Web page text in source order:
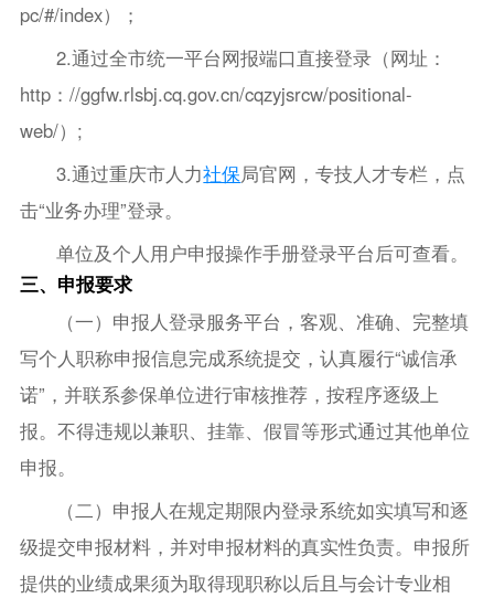
pc/#/index）；
2.通过全市统一平台网报端口直接登录（网址：
http：//ggfw.rlsbj.cq.gov.cn/cqzyjsrcw/positional-
web/）;
3.通过重庆市人力社保局官网，专技人才专栏，点
击“业务办理”登录。
单位及个人用户申报操作手册登录平台后可查看。
三、申报要求
（一）申报人登录服务平台，客观、准确、完整填
写个人职称申报信息完成系统提交，认真履行“诚信承
诺”，并联系参保单位进行审核推荐，按程序逐级上
报。不得违规以兼职、挂靠、假冒等形式通过其他单位
申报。
（二）申报人在规定期限内登录系统如实填写和逐
级提交申报材料，并对申报材料的真实性负责。申报所
提供的业绩成果须为取得现职称以后且与会计专业相